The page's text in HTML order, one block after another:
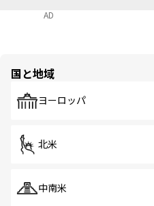
AD
国と地域
ヨーロッパ
北米
中南米